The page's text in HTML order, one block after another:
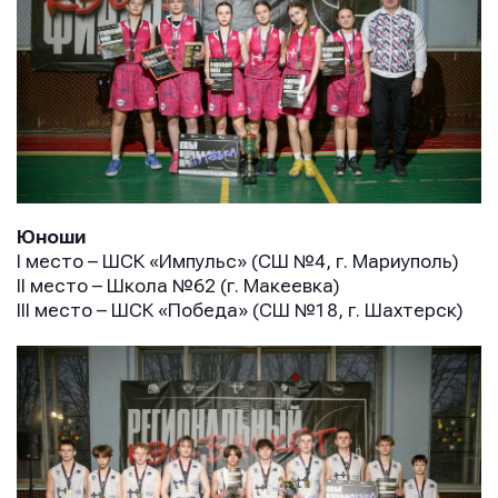
Юноши
I место – ШСК «Импульс» (СШ №4, г. Мариуполь)
II место – Школа №62 (г. Макеевка)
III место – ШСК «Победа» (СШ №18, г. Шахтерск)
Имя
E-mail
Телефон
Имя
E-mail
Телефон
Телефон